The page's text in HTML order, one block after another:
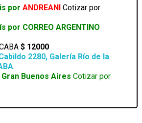
por ANDREANI Cotizar por
por CORREO ARGENTINO
$ 12000
2280, Galería Río de la
.
Buenos Aires Cotizar por